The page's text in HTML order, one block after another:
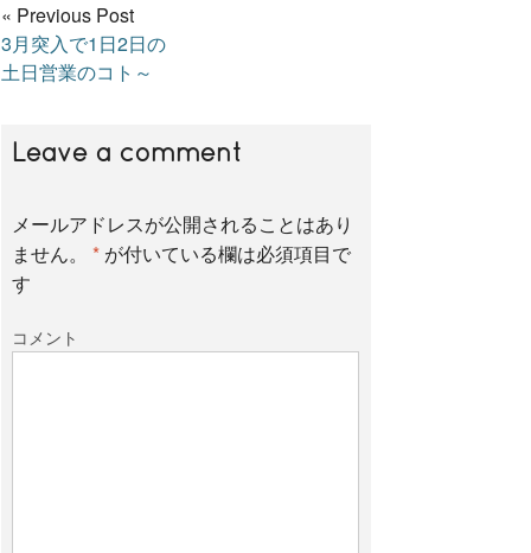
« Previous Post
3月突入で1日2日の
土日営業のコト～
Leave a comment
メールアドレスが公開されることはあり
ません。
* が付いている欄は必須項目で
す
コメント